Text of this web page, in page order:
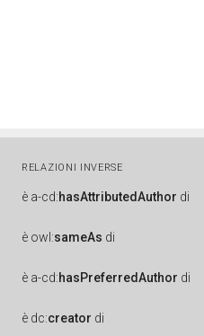
RELAZIONI INVERSE
è a-cd:hasAttributedAuthor di
è owl:sameAs di
è a-cd:hasPreferredAuthor di
è dc:creator di